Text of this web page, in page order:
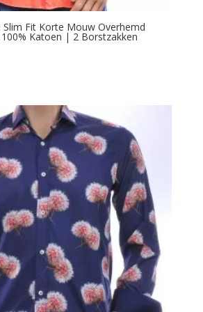
Slim Fit Korte Mouw Overhemd
Katoen | 2 Borstzakken